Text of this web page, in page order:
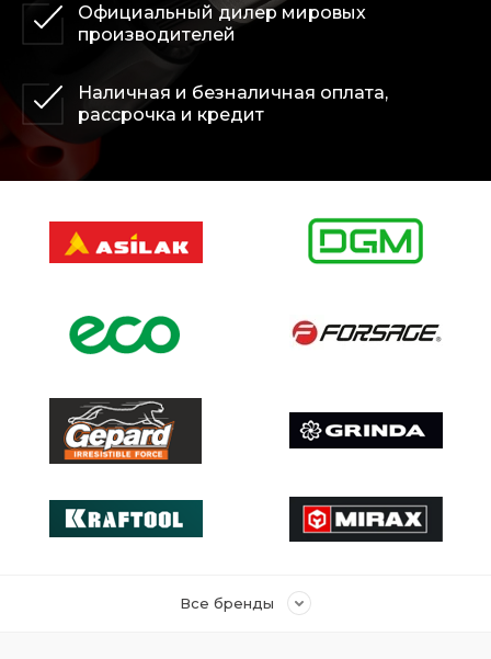
Официальный дилер мировых
производителей
Наличная и безналичная оплата,
рассрочка и кредит
Все бренды